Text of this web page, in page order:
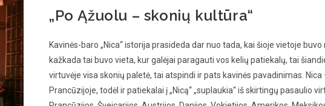
„Po Ąžuolu – skonių kultūra“
Kavinės-baro „Nica“ istorija prasideda dar nuo tada, kai šioje vietoje
kažkada tai buvo vieta, kur galėjai paragauti vos kelių patiekalų, tai
virtuvėje visa skonių paletė, tai atspindi ir pats kavinės pavadinimas.
Prancūzijoje, todėl ir patiekalai į „Nicą“ „suplaukia“ iš skirtingų pasaulio